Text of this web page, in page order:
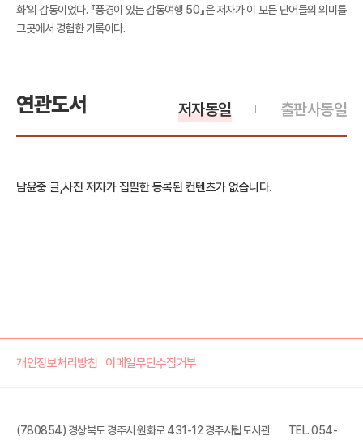
화’의 감동이었다. 『풍경이 있는 감동여행 50』은 저자가 이 모든 단어들의 의미를
그곳에서 경험한 기록이다.
연관도서 출판사동일
저자동일
남윤중 글,사진 저자가 집필한 등록된 컨텐츠가 없습니다.
개인정보처리방침 이메일무단수집거부
(780854) 경상북도 경주시 원화로 431-12 경주시립도서관 TEL. 054-